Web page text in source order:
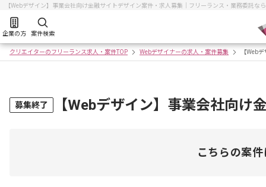
【Webデザイン】事業会社向け金融サイトデザイン案件・求人募集｜フリーランス・業務委託な
企業の方 案件検索
クリエイターのフリーランス求人・案件TOP Webデザイナーの求人・案件募集 【Web
募集終了 【Webデザイン】事業会社向け
こちらの案